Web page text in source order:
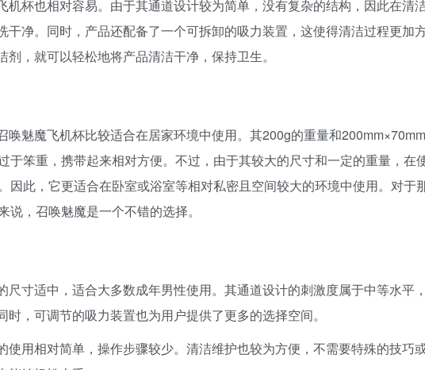
机杯也相对容易。由于其通道设计较为简单，没有复杂的结构，因此在清
干净。同时，产品还配备了一个可拆卸的吸力装置，这使得清洁过程更加
，就可以轻松地将产品清洁干净，保持卫生。
唤魅魔飞机杯比较适合在居家环境中使用。其200g的重量和200mm×70mm
于笨重，携带起来相对方便。不过，由于其较大的尺寸和一定的重量，在
因此，它更适合在卧室或浴室等相对私密且空间较大的环境中使用。对于
，召唤魅魔是一个不错的选择。
尺寸适中，适合大多数成年男性使用。其通道设计的刺激度属于中等水平
，可调节的吸力装置也为用户提供了更多的选择空间。
使用相对简单，操作步骤较少。清洁维护也较为方便，不需要特殊的技巧